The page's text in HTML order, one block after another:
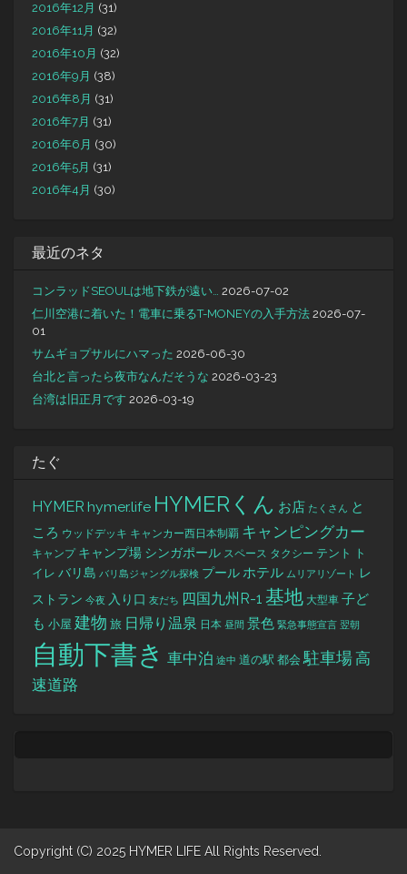
2016年12月 (31)
2016年11月 (32)
2016年10月 (32)
2016年9月 (38)
2016年8月 (31)
2016年7月 (31)
2016年6月 (30)
2016年5月 (31)
2016年4月 (30)
最近のネタ
コンラッドSEOULは地下鉄が遠い… 2026-07-02
仁川空港に着いた！電車に乗るT-MONEYの入手方法 2026-07-
01
サムギョプサルにハマった 2026-06-30
台北と言ったら夜市なんだそうな 2026-03-23
台湾は旧正月です 2026-03-19
たぐ
HYMER hymer.life HYMERくん お店 たくさん と
ころ ウッドデッキ キャンカー西日本制覇 キャンピングカー
キャンプ キャンプ場 シンガポール スペース タクシー テント
ト
イレ バリ島 バリ島ジャングル探検 プールホテル ムリアリゾート
レ
ストラン 今夜 入り口 友だち 四国九州R-1 基地 大型車 子ど
も 小屋 建物 旅 日帰り温泉 日本 昼間 景色 緊急事態宣言 翌朝
自動下書き 車中泊 途中 道の駅 都会 駐車場高
速道路
Copyright (C) 2025 HYMER LIFE All Rights Reserved.